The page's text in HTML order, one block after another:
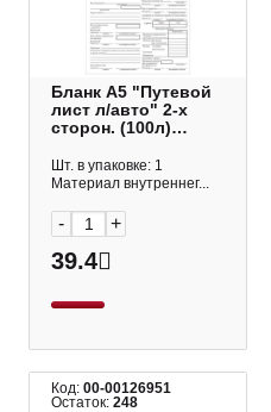
Бланк А5 "Путевой
лист л/авто" 2-х
сторон. (100л)
252459 OfficeSpace
Шт. в упаковке: 1
Материал внутреннег...
- +
39.4
Код:00-00126951
Остаток:248